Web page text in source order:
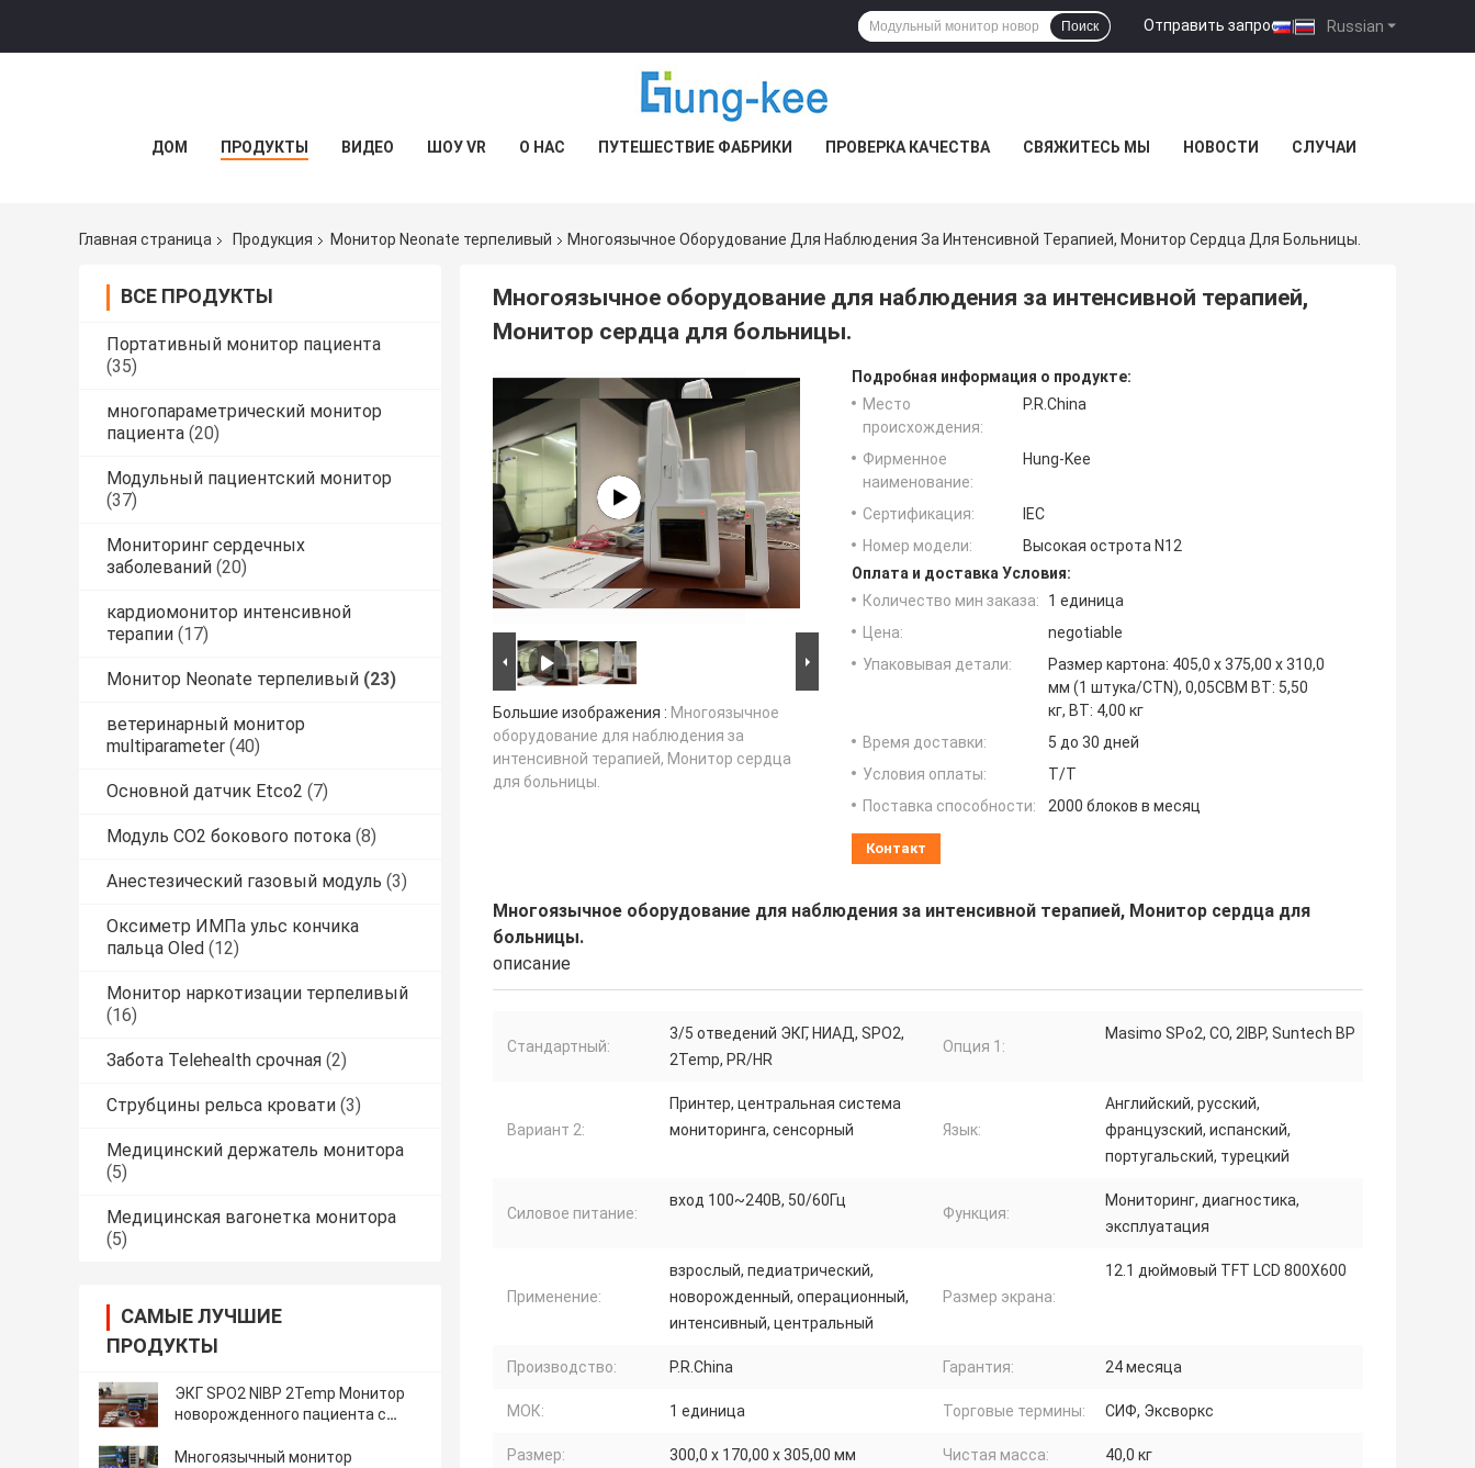
Russian
Отправить запрос |
Поиск
ДОМ ПРОДУКТЫ ВИДЕО ШОУ VR О НАС ПУТЕШЕСТВИЕ ФАБРИКИ ПРОВЕРКА КАЧЕСТВА СВЯЖИТЕСЬ МЫ НОВОСТИ СЛУЧАИ
Главная страница Продукция Монитор Neonate терпеливый Многоязычное Оборудование Для Наблюдения За Интенсивной Терапией, Монитор Сердца Для Больницы.
ВСЕ ПРОДУКТЫ
Портативный монитор пациента
(35)
многопараметрический монитор
пациента (20)
Модульный пациентский монитор
(37)
Мониторинг сердечных
заболеваний (20)
кардиомонитор интенсивной
терапии (17)
Монитор Neonate терпеливый (23)
ветеринарный монитор
multiparameter (40)
Основной датчик Etco2 (7)
Модуль CO2 бокового потока (8)
Анестезический газовый модуль (3)
Оксиметр ИМПа ульс кончика
пальца Oled (12)
Монитор наркотизации терпеливый
(16)
Забота Telehealth срочная (2)
Струбцины рельса кровати (3)
Медицинский держатель монитора
(5)
Медицинская вагонетка монитора
(5)
САМЫЕ ЛУЧШИЕ
ПРОДУКТЫ
ЭКГ SPO2 NIBP 2Temp Монитор
новорожденного пациента с
экраном
Многоязычный монитор
Многоязычное оборудование для наблюдения за интенсивной терапией,
Монитор сердца для больницы.
Большие изображения : Многоязычное
оборудование для наблюдения за
интенсивной терапией, Монитор сердца
для больницы.
Подробная информация о продукте:
Место
происхождения:
P.R.China
Фирменное
наименование:
Hung-Kee
Сертификация:
IEC
Номер модели:
Высокая острота N12
Оплата и доставка Условия:
Количество мин заказа:
1 единица
Цена:
negotiable
Упаковывая детали:
Размер картона: 405,0 x 375,00 x 310,0
мм (1 штука/CTN), 0,05CBM ВТ: 5,50
кг, ВТ: 4,00 кг
Время доставки:
5 до 30 дней
Условия оплаты:
T/T
Поставка способности:
2000 блоков в месяц
Контакт
Многоязычное оборудование для наблюдения за интенсивной терапией, Монитор сердца для
больницы.
описание
Стандартный:
3/5 отведений ЭКГ, НИАД, SPO2,
2Temp, PR/HR
Опция 1:
Masimo SPo2, CO, 2IBP, Suntech BP
Вариант 2:
Принтер, центральная система
мониторинга, сенсорный
Язык:
Английский, русский,
французский, испанский,
португальский, турецкий
Силовое питание:
вход 100~240В, 50/60Гц
Функция:
Мониторинг, диагностика,
эксплуатация
Применение:
взрослый, педиатрический,
новорожденный, операционный,
интенсивный, центральный
Размер экрана:
12.1 дюймовый TFT LCD 800X600
Производство: P.R.China Гарантия: 24 месяца
МОК: 1 единица Торговые термины: СИФ, Эксворкс
Размер: 300,0 х 170,00 х 305,00 мм Чистая масса: 40,0 кг